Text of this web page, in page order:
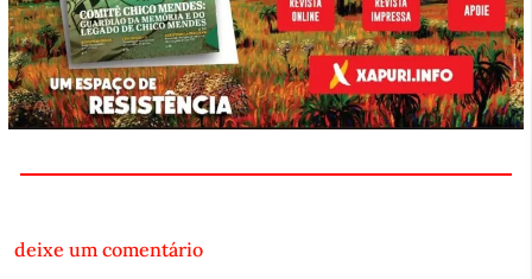
deixe um comentário